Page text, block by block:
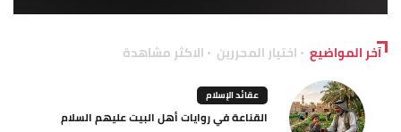
آخر المواضيع اختيار المحررين الاكثر مشاهدة
عقائد الإسلام
القناعة في روايات أهل البيت عليهم السلام